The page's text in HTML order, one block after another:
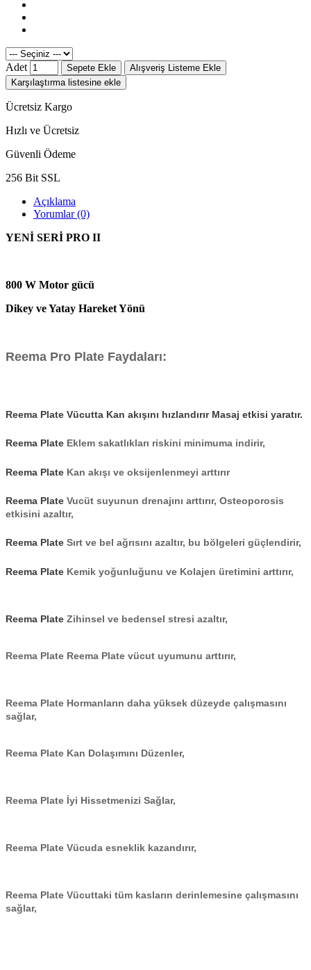
Adet Sepete Ekle
Alışveriş Listeme Ekle
Karşılaştırma listesine ekle
Ücretsiz Kargo
Hızlı ve Ücretsiz
Güvenli Ödeme
256 Bit SSL
Açıklama
Yorumlar (0)
YENİ SERİ PRO II
800 W Motor gücü
Dikey ve Yatay Hareket Yönü
Reema Pro Plate Faydaları:
Reema Plate Vücutta Kan akışını hızlandırır Masaj etkisi yaratır.
Reema Plate Eklem sakatlıkları riskini minimuma indirir,
Reema Plate Kan akışı ve oksijenlenmeyi arttırır
Reema Plate Vucüt suyunun drenajını arttırır, Osteoporosis
etkisini azaltır,
Reema Plate Sırt ve bel ağrısını azaltır, bu bölgeleri güçlendirir,
Reema Plate Kemik yoğunluğunu ve Kolajen üretimini arttırır,
Reema Plate Zihinsel ve bedensel stresi azaltır,
Reema Plate Reema Plate vücut uyumunu arttırır,
Reema Plate Hormanların daha yüksek düzeyde çalışmasını
sağlar,
Reema Plate Kan Dolaşımını Düzenler,
Reema Plate İyi Hissetmenizi Sağlar,
Reema Plate Vücuda esneklik kazandırır,
Reema Plate Vücuttaki tüm kasların derinlemesine çalışmasını
sağlar,